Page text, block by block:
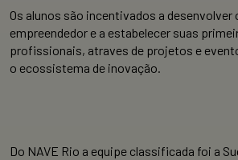
Os alunos são incentivados a desenvolver
empreendedor e a estabelecer suas
profissionais, atraves de projetos e
o ecossistema de inovação.
Do NAVE Rio a equipe classificada foi a